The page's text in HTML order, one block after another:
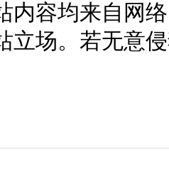
内容均来自网
立场。若无意